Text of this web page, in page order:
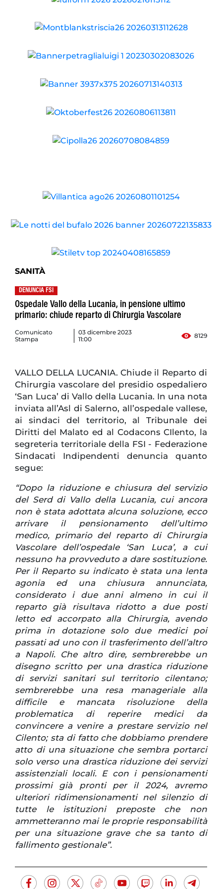
SANITÀ
DENUNCIA FSI
Ospedale Vallo della Lucania, in pensione ultimo
primario: chiude reparto di Chirurgia Vascolare
Comunicato
Stampa
03 dicembre 2023
11:00
8129
VALLO DELLA LUCANIA. Chiude il Reparto di
Chirurgia vascolare del presidio ospedaliero
‘San Luca’ di Vallo della Lucania. In una nota
inviata all’Asl di Salerno, all’ospedale vallese,
ai sindaci del territorio, al Tribunale dei
Diritti del Malato ed al Codacons CIlento, la
segreteria territoriale della FSI - Federazione
Sindacati Indipendenti denuncia quanto
segue:
“Dopo la riduzione e chiusura del servizio
del Serd di Vallo della Lucania, cui ancora
non è stata adottata alcuna soluzione, ecco
arrivare il pensionamento dell’ultimo
medico, primario del reparto di Chirurgia
Vascolare dell’ospedale ‘San Luca’, a cui
nessuno ha provveduto a dare sostituzione.
Per il Reparto su indicato è stata una lenta
agonia ed una chiusura annunciata,
considerato i due anni almeno in cui il
reparto già risultava ridotto a due posti
letto ed accorpato alla Chirurgia, avendo
prima in dotazione solo due medici poi
passati ad uno con il trasferimento dell’altro
a Napoli. Che altro dire, sembrerebbe un
disegno scritto per una drastica riduzione
di servizi sanitari sul territorio cilentano;
sembrerebbe una resa manageriale alla
difficile e mancata risoluzione della
problematica di reperire medici da
convincere a venire a prestare servizio nel
Cilento; sta di fatto che dobbiamo prendere
atto di una situazione che sembra portarci
solo verso una drastica riduzione dei servizi
assistenziali locali. E con i pensionamenti
prossimi già pronti per il 2024, avremo
ulteriori ridimensionamenti nel silenzio di
tutte le istituzioni preposte che non
ammetteranno mai le proprie responsabilità
per una situazione grave che sa tanto di
fallimento gestionale”.